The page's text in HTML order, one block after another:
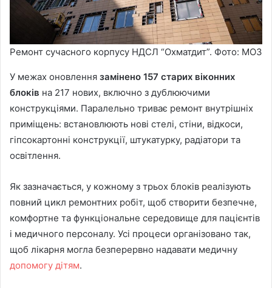
Ремонт сучасного корпусу НДСЛ “Охматдит”. Фото: МОЗ
У межах оновлення замінено 157 старих віконних
блоків на 217 нових, включно з дублюючими
конструкціями. Паралельно триває ремонт внутрішніх
приміщень: встановлюють нові стелі, стіни, відкоси,
гіпсокартонні конструкції, штукатурку, радіатори та
освітлення.
Як зазначається, у кожному з трьох блоків реалізують
повний цикл ремонтних робіт, щоб створити безпечне,
комфортне та функціональне середовище для пацієнтів
і медичного персоналу. Усі процеси організовано так,
щоб лікарня могла безперервно надавати медичну
допомогу дітям.